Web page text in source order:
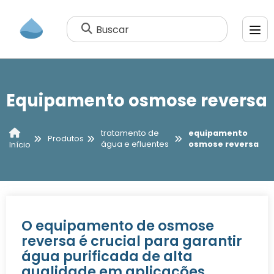
Buscar
Equipamento osmose reversa
Início
Produtos
tratamento de
água e efluentes
equipamento
osmose reversa
O equipamento de osmose
reversa é crucial para garantir
água purificada de alta